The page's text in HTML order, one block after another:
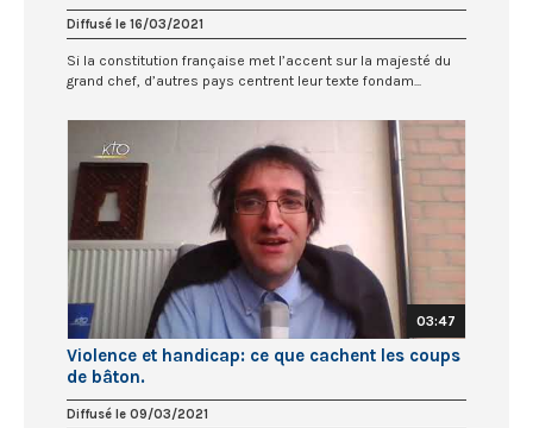
Diffusé le 16/03/2021
Si la constitution française met l’accent sur la majesté du
grand chef, d’autres pays centrent leur texte fondam...
03:47
Violence et handicap: ce que cachent les coups
de bâton.
Diffusé le 09/03/2021